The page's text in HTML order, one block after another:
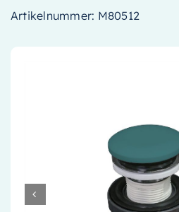
Badkamermeubels
Installatiemateriaal
Klimaatbeheersing
Artikelnummer: M80512